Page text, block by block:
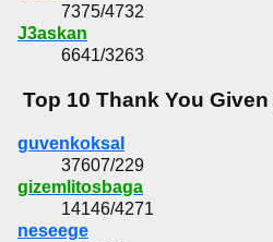
7375/4732
J3askan
6641/3263
Top 10 Thank You Given
guvenkoksal
37607/229
gizemlitosbaga
14146/4271
neseege